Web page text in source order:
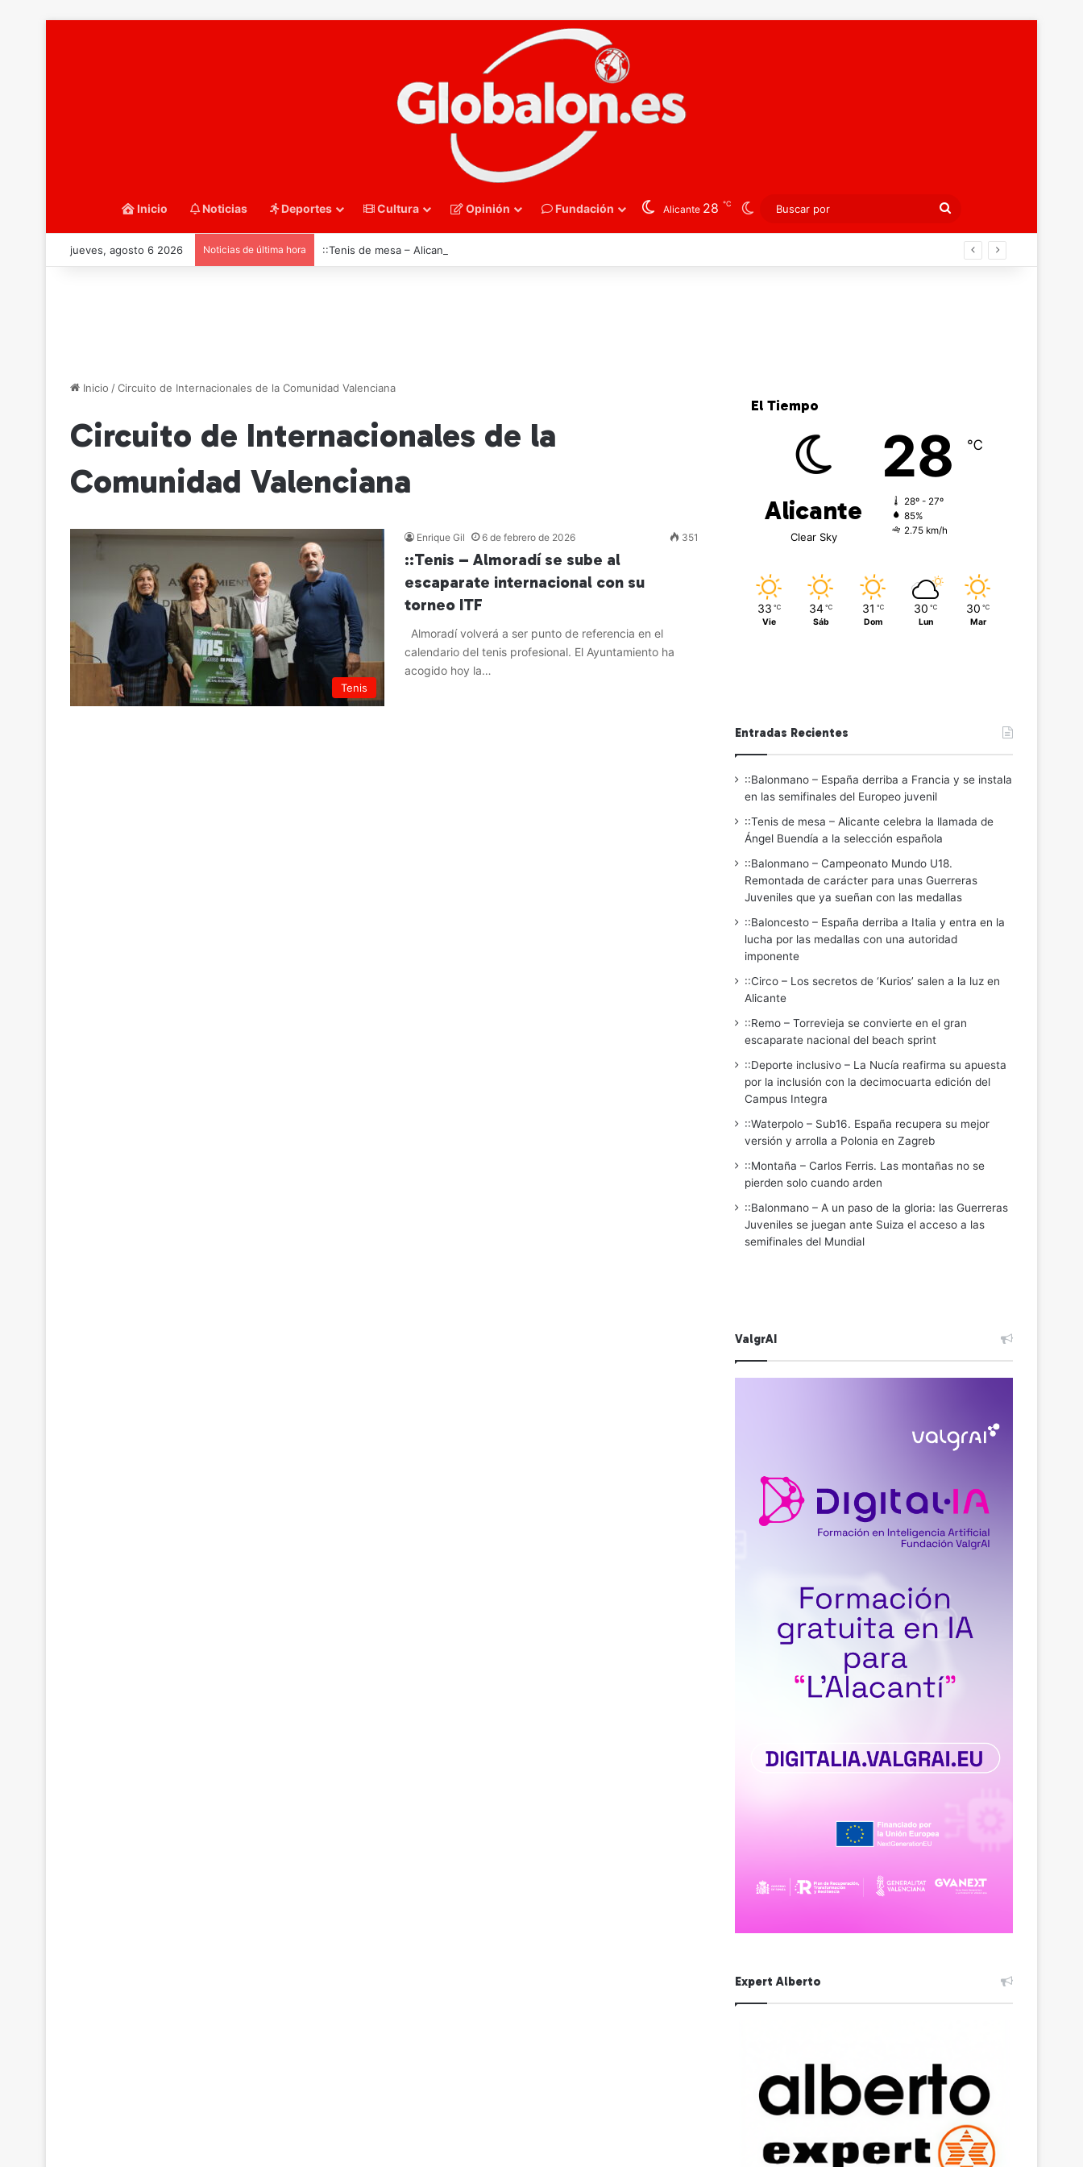
Inicio Noticias Deportes Cultura Opinión Fundación Alicante 28 ℃ Switch skin
Buscar
por
jueves, agosto 6 2026 Noticias de última hora ::Tenis de mesa – Alicante celebra la llamada de Ángel Buendía a la selección española
Inicio /Circuito de Internacionales de la Comunidad Valenciana
Circuito de Internacionales de la
Comunidad Valenciana
Tenis
Enrique Gil 6 de febrero de 2026 351
::Tenis – Almoradí se sube al
escaparate internacional con su
torneo ITF
Almoradí volverá a ser punto de referencia en el
calendario del tenis profesional. El Ayuntamiento ha
acogido hoy la…
El Tiempo
Alicante
Clear Sky
28 ℃
28º - 27º
85%
2.75 km/h
33 ℃
Vie
34 ℃
Sáb
31 ℃
Dom
30 ℃
Lun
30 ℃
Mar
Entradas Recientes
::Balonmano – España derriba a Francia y se instala
en las semifinales del Europeo juvenil
::Tenis de mesa – Alicante celebra la llamada de
Ángel Buendía a la selección española
::Balonmano – Campeonato Mundo U18.
Remontada de carácter para unas Guerreras
Juveniles que ya sueñan con las medallas
::Baloncesto – España derriba a Italia y entra en la
lucha por las medallas con una autoridad
imponente
::Circo – Los secretos de ‘Kurios’ salen a la luz en
Alicante
::Remo – Torrevieja se convierte en el gran
escaparate nacional del beach sprint
::Deporte inclusivo – La Nucía reafirma su apuesta
por la inclusión con la decimocuarta edición del
Campus Integra
::Waterpolo – Sub16. España recupera su mejor
versión y arrolla a Polonia en Zagreb
::Montaña – Carlos Ferris. Las montañas no se
pierden solo cuando arden
::Balonmano – A un paso de la gloria: las Guerreras
Juveniles se juegan ante Suiza el acceso a las
semifinales del Mundial
ValgrAI
Expert Alberto